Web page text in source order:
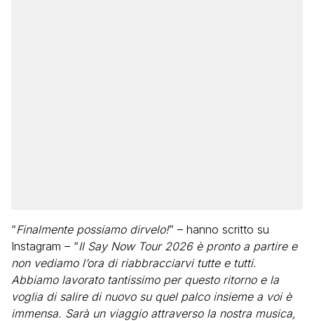
“Finalmente possiamo dirvelo!” – hanno scritto su
Instagram – “Il Say Now Tour 2026 è pronto a partire e
non vediamo l’ora di riabbracciarvi tutte e tutti.
Abbiamo lavorato tantissimo per questo ritorno e la
voglia di salire di nuovo su quel palco insieme a voi è
immensa. Sarà un viaggio attraverso la nostra musica,